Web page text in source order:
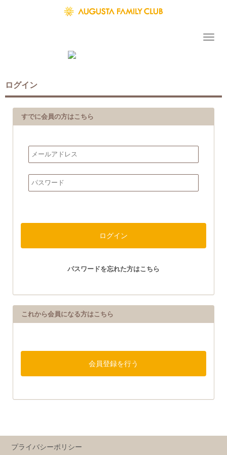
ログイン
すでに会員の方はこちら
パスワードを忘れた方はこちら
これから会員になる方はこちら